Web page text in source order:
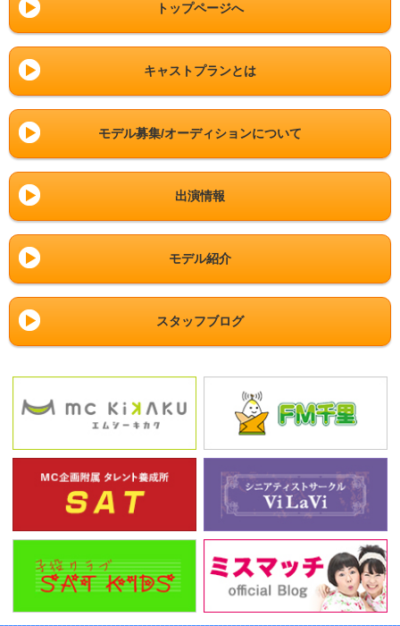
トップページへ
キャストプランとは
モデル募集/オーディションについて
出演情報
モデル紹介
スタッフブログ